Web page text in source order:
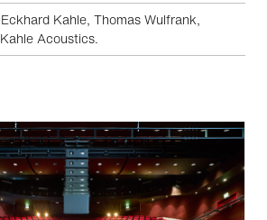
Eckhard Kahle, Thomas Wulfrank,
Acoustics.